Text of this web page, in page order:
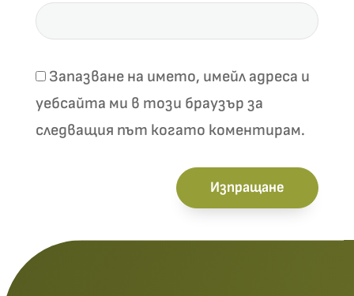
Запазване на името, имейл адреса и
уебсайта ми в този браузър за
следващия път когато коментирам.
Изпращане